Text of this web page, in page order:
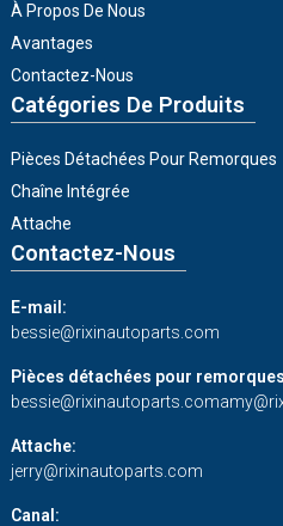
À Propos De Nous
Avantages
Contactez-Nous
Catégories De Produits
Pièces Détachées Pour Remorques
Chaîne Intégrée
Attache
Contactez-Nous
E-mail:
bessie@rixinautoparts.com
Pièces détachées pour
bessie@rixinautoparts.com
Attache:
jerry@rixinautoparts.com
Canal: